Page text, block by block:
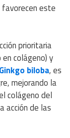
favorecen este
prioritaria
colágeno) y
Ginkgo biloba, es
mejorando la
colágeno del
acción de las